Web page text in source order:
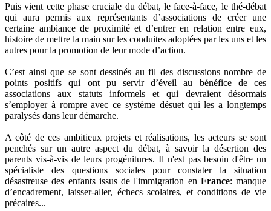
Puis vient cette phase cruciale du débat, le face-à-face, le thé-débat
qui aura permis aux représentants d’associations de créer une
certaine ambiance de proximité et d’entrer en relation entre eux,
histoire de mettre la main sur les conduites adoptées par les uns et les
autres pour la promotion de leur mode d’action.
C’est ainsi que se sont dessinés au fil des discussions nombre de
points positifs qui ont pu servir d’éveil au bénéfice de ces
associations aux statuts informels et qui devraient désormais
s’employer à rompre avec ce système désuet qui les a longtemps
paralysés dans leur démarche.
A côté de ces ambitieux projets et réalisations, les acteurs se sont
penchés sur un autre aspect du débat, à savoir la désertion des
parents vis-à-vis de leurs progénitures. Il n'est pas besoin d'être un
spécialiste des questions sociales pour constater la situation
désastreuse des enfants issus de l'immigration en France: manque
d’encadrement, laisser-aller, échecs scolaires, et conditions de vie
précaires...